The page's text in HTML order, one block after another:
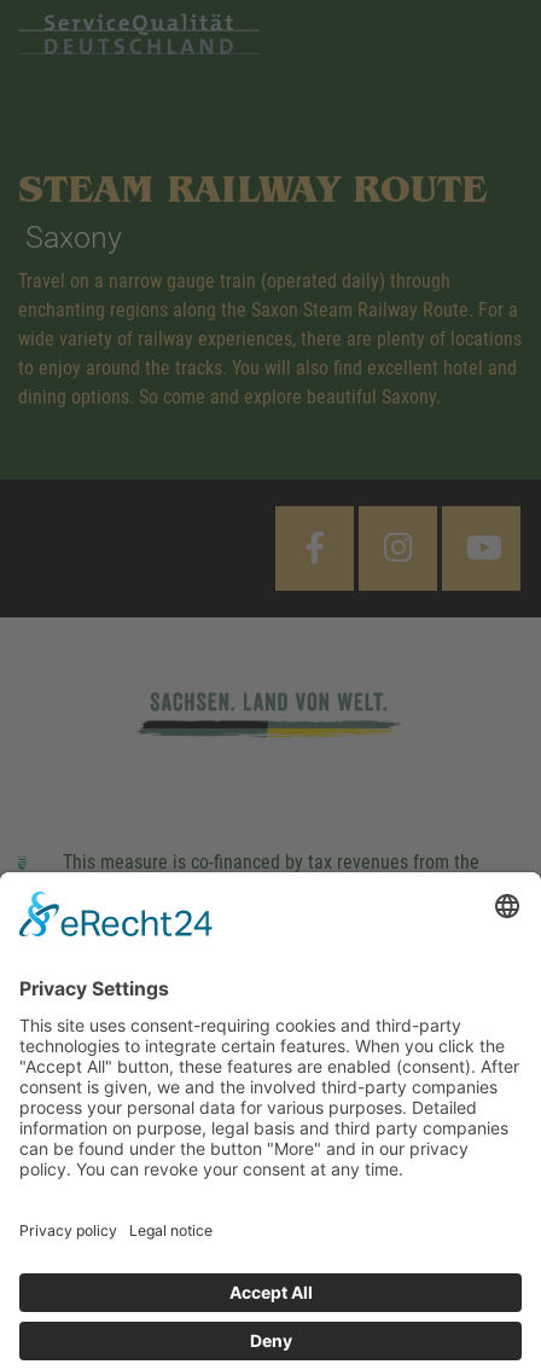
STEAM RAILWAY ROUTE
Saxony
Travel on a narrow gauge train (operated daily) through
enchanting regions along the Saxon Steam Railway Route. For a
wide variety of railway experiences, there are plenty of locations
to enjoy around the tracks. You will also find excellent hotel and
dining options. So come and explore beautiful Saxony.
This measure is co-financed by tax revenues from the
Landtag (parliament).
This site uses consent-requiring cookies and third-party
technologies to integrate certain features. When you click the
"Accept All" button, these features are enabled (consent).
After consent is given, we and the involved third-party
companies process your personal data for various purposes.
companies can be found under the button "More" and in our
DENY ACCEPT MORE